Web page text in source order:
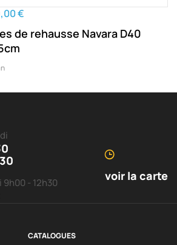
€
de rehausse Navara D40
9h00 - 12h30
voir la carte
CATALOGUES